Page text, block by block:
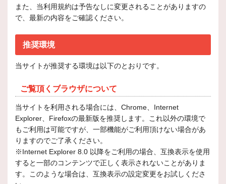
また、当利用規約は予告なしに変更されることがありますの
で、最新の内容をご確認ください。
推奨環境
当サイトが推奨する環境は以下のとおりです。
ご覧頂くブラウザについて
当サイトを利用される場合には、Chrome、Internet
Explorer、Firefoxの最新版を推奨します。これ以外の環境で
もご利用は可能ですが、一部機能がご利用頂けない場合があ
りますのでご了承ください。
※Internet Explorer 8.0 以降をご利用の場合、互換表示を使用
すると一部のコンテンツで正しく表示されないことがありま
す。このような場合は、互換表示の設定変更をお試しくださ